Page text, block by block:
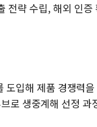
전략 수립, 해외 인
입해 제품 경쟁력
로 생중계해 선정